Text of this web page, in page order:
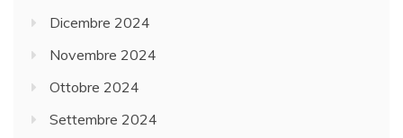
Dicembre 2024
Novembre 2024
Ottobre 2024
Settembre 2024